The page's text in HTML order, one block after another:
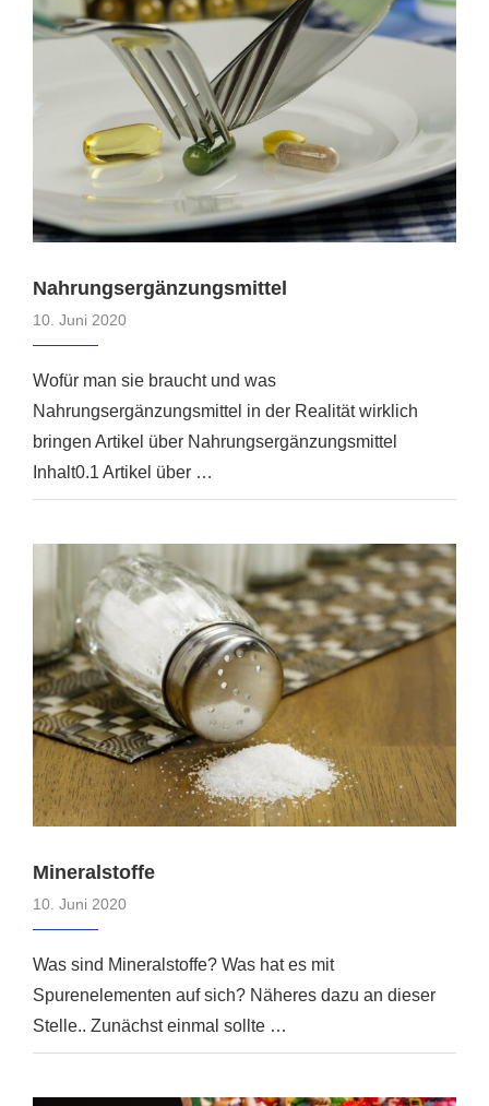
Nahrungsergänzungsmittel
10. Juni 2020
Wofür man sie braucht und was
Nahrungsergänzungsmittel in der Realität wirklich
bringen Artikel über Nahrungsergänzungsmittel
Inhalt0.1 Artikel über …
Mineralstoffe
10. Juni 2020
Was sind Mineralstoffe? Was hat es mit
Spurenelementen auf sich? Näheres dazu an dieser
Stelle.. Zunächst einmal sollte …